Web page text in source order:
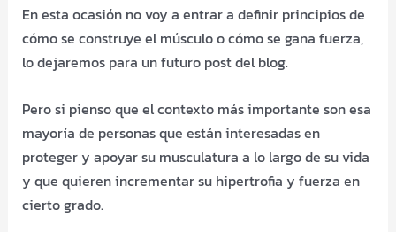
En esta ocasión no voy a entrar a definir principios de
cómo se construye el músculo o cómo se gana fuerza,
lo dejaremos para un futuro post del blog.
Pero si pienso que el contexto más importante son esa
mayoría de personas que están interesadas en
proteger y apoyar su musculatura a lo largo de su vida
y que quieren incrementar su hipertrofia y fuerza en
cierto grado.